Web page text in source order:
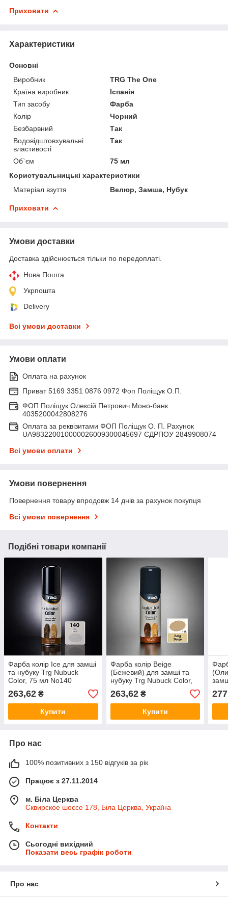
Приховати
Характеристики
Основні
Виробник
TRG The One
Країна виробник
Іспанія
Тип засобу
Фарба
Колір
Чорний
Безбарвний
Так
Водовідштовхувальні
властивості
Так
Об`єм
75 мл
Користувальницькі характеристики
Матеріал взуття
Велюр, Замша, Нубук
Приховати
Умови доставки
Доставка здійснюється тільки по передоплаті.
Нова Пошта
Укрпошта
Delivery
Всі умови доставки
Умови оплати
Оплата на рахунок
Приват 5169 3351 0876 0972 Фоп Поліщук О.П.
ФОП Поліщук Олексій Петрович Моно-банк
4035200042808276
Оплата за реквізитами ФОП Поліщук О. П. Рахунок
UA983220010000026009300045697 ЄДРПОУ 2849908074
Всі умови оплати
Умови повернення
Повернення товару впродовж 14 днів за рахунок покупця
Всі умови повернення
Подібні товари компанії
Фарба колір Ice для замші
та нубуку Trg Nubuck
Color, 75 мл No140
263,62 ₴
Купити
Фарба колір Beige
(Бежевий) для замші та
нубуку Trg Nubuck Color,
75 мл No130
263,62₴
Купити
Про нас
100% позитивних з 150 відгуків за рік
Працює з 27.11.2014
м. Біла Церква
Сквирское шоссе 178, Біла Церква, Україна
Контакти
Сьогодні вихідний
Показати весь графік роботи
Про нас